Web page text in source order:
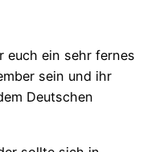
euch ein sehr fernes
sein und ihr
Deutschen